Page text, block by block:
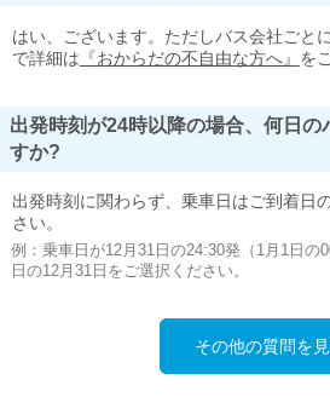
はい、ございます。ただしバス会社ごと
で詳細は 『おからだの不自由な方へ』 を
出発時刻が24時以降の場合、何日
すか?
出発時刻に関わらず、乗車日はご到着日
さい。
例：乗車日が12月31日の24:30発（1月1日の
日の12月31日をご選択ください。
その他の質問を